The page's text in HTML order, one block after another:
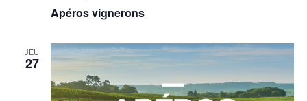
n
s
Apéros vignerons
JEU
27